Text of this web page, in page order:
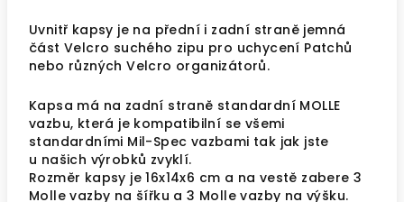
Uvnitř kapsy je na přední i zadní straně jemná
část Velcro suchého zipu pro uchycení Patchů
nebo různých Velcro organizátorů.
Kapsa má na zadní straně standardní MOLLE
vazbu, která je kompatibilní se všemi
standardními Mil-Spec vazbami tak jak jste
u našich výrobků zvyklí.
Rozměr kapsy je 16x14x6 cm a na vestě zabere 3
Molle vazby na šířku a 3 Molle vazby na výšku.